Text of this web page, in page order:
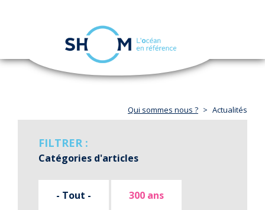
Aller
navigation
Qui sommes nous ? Actualités
FILTRER :
Catégories d'articles
- Tout - 300 ans